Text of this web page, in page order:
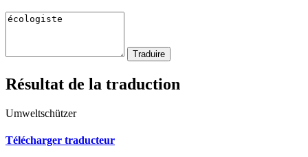
Résultat de la traduction
Umweltschützer
Télécharger traducteur